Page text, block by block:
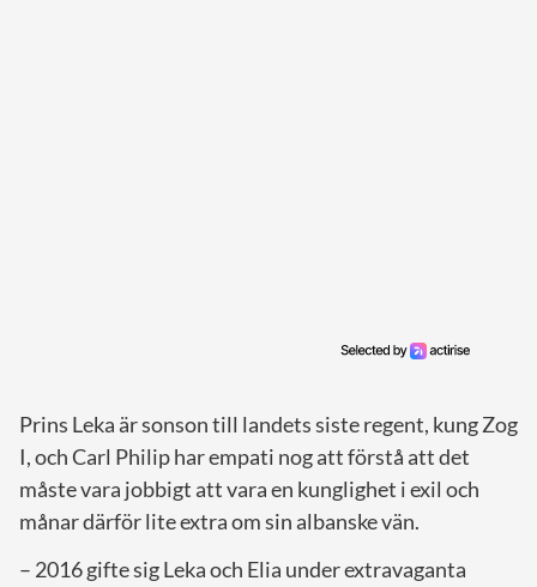
Prins Leka är sonson till landets siste regent, kung Zog
I, och Carl Philip har empati nog att förstå att det
måste vara jobbigt att vara en kunglighet i exil och
månar därför lite extra om sin albanske vän.
– 2016 gifte sig Leka och Elia under extravaganta